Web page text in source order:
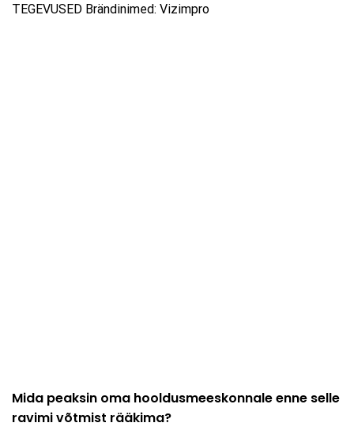
TEGEVUSED Brändinimed: Vizimpro
Mida peaksin oma hooldusmeeskonnale enne selle
ravimi võtmist rääkima?